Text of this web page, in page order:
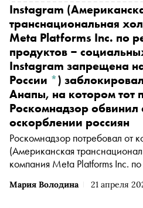
опубликована на сайте
Мария Володина 21 апреля
Instagram
транснациональная
Meta Platforms Inc. по
продуктов ‒
Instagram запрещена
России *)
Анапы, на котором тот
Роскомнадзор обвинил
оскорблении россиян
Роскомнадзор потребовал от
(Американская
компания Meta Platforms Inc.
территории России*),